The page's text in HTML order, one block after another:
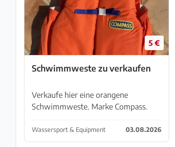
5 €
Schwimmweste zu verkaufen
Verkaufe hier eine orangene
Schwimmweste. Marke Compass.
Joan. Bitte achten Sie auch auf meine
anderen Angebote.
Wassersport & Equipment 03.08.2026